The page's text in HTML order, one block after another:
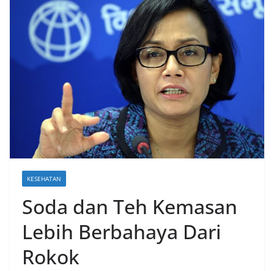
KESEHATAN
Soda dan Teh Kemasan
Lebih Berbahaya Dari
Rokok